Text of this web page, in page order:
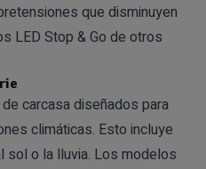
que disminuyen
LED Stop & Go de otros
carcasa diseñados para
climáticas. Esto incluye
sol o la lluvia. Los modelos